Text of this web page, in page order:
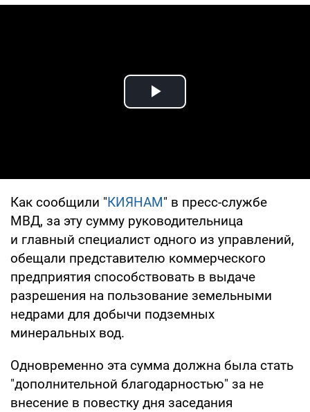
Play Video
Как сообщили "КИЯНАМ" в пресс-службе
МВД, за эту сумму руководительница
и главный специалист одного из управлений,
обещали представителю коммерческого
предприятия способствовать в выдаче
разрешения на пользование земельными
недрами для добычи подземных
минеральных вод.
Одновременно эта сумма должна была стать
"дополнительной благодарностью" за не
внесение в повестку дня заседания